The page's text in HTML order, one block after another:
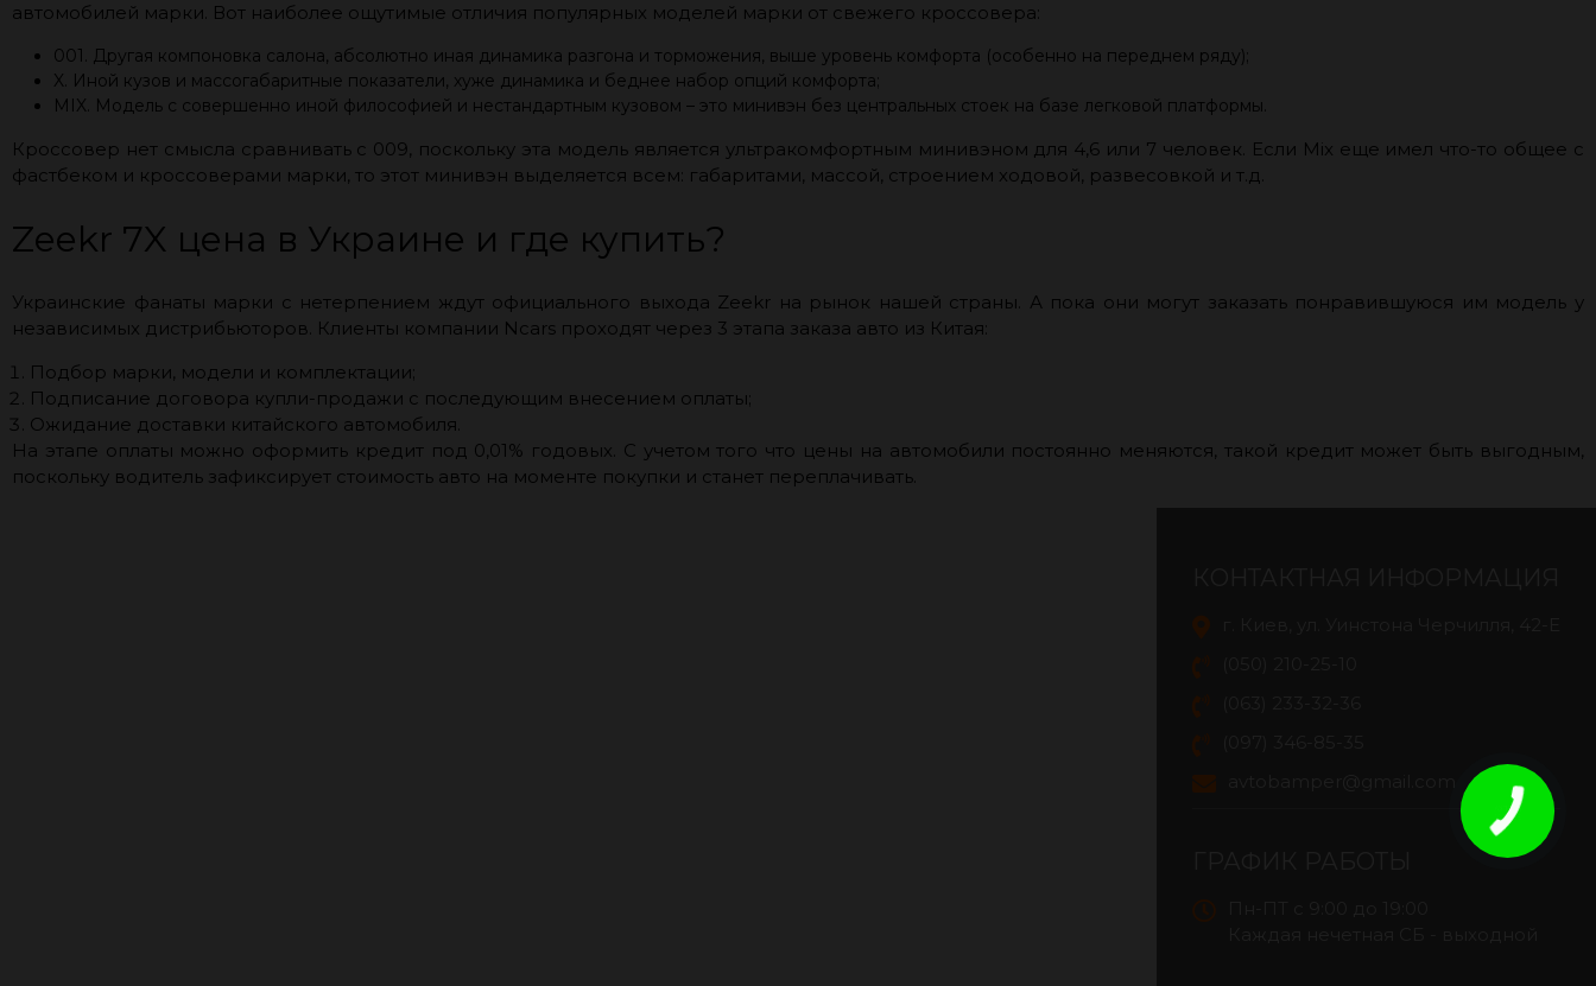
автомобилей марки. Вот наиболее ощутимые отличия популярных моделей марки от свежего кроссовера:
001. Другая компоновка салона, абсолютно иная динамика разгона и торможения, выше уровень комфорта (особенно на переднем ряду);
X. Иной кузов и массогабаритные показатели, хуже динамика и беднее набор опций комфорта;
MIX. Модель с совершенно иной философией и нестандартным кузовом – это минивэн без центральных стоек на базе легковой платформы.
Кроссовер нет смысла сравнивать с 009, поскольку эта модель является ультракомфортным минивэном для 4,6 или 7 человек. Если Mix еще имел что-то общее с
фастбеком и кроссоверами марки, то этот минивэн выделяется всем: габаритами, массой, строением ходовой, развесовкой и т.д.
Zeekr 7X цена в Украине и где купить?
Украинские фанаты марки с нетерпением ждут официального выхода Zeekr на рынок нашей страны. А пока они могут заказать понравившуюся им модель у
независимых дистрибьюторов. Клиенты компании Ncars проходят через 3 этапа заказа авто из Китая:
Подбор марки, модели и комплектации;
Подписание договора купли-продажи с последующим внесением оплаты;
Ожидание доставки китайского автомобиля.
На этапе оплаты можно оформить кредит под 0,01% годовых. С учетом того что цены на автомобили постоянно меняются, такой кредит может быть выгодным,
поскольку водитель зафиксирует стоимость авто на моменте покупки и станет переплачивать.